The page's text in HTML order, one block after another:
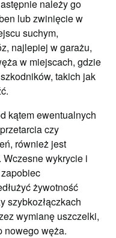
należy go
lub zwinięcie w
suchym,
najlepiej w garażu,
w miejscach, gdzie
takich jak
kątem ewentualnych
czy
również jest
wykrycie i
żywotność
szybkozłączkach
wymianę uszczelki,
nowego węża.